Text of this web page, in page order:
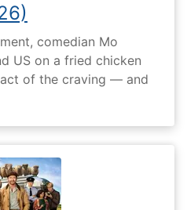
comedian Mo
US on a fried chicken
of the craving — and